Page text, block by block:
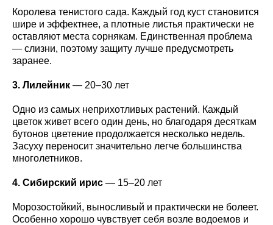
Королева тенистого сада. Каждый год куст становится
шире и эффектнее, а плотные листья практически не
оставляют места сорнякам. Единственная проблема
— слизни, поэтому защиту лучше предусмотреть
заранее.
3. Лилейник — 20–30 лет
Одно из самых неприхотливых растений. Каждый
цветок живет всего один день, но благодаря десяткам
бутонов цветение продолжается несколько недель.
Засуху переносит значительно легче большинства
многолетников.
4. Сибирский ирис — 15–20 лет
Морозостойкий, выносливый и практически не болеет.
Особенно хорошо чувствует себя возле водоемов и